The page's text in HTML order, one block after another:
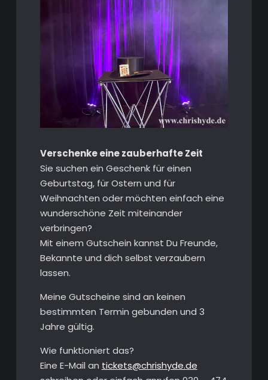
Verschenke eine zauberhafte Zeit
Sie suchen ein Geschenk für einen
Geburtstag, für Ostern und für
Weihnachten oder möchten einfach eine
wunderschöne Zeit miteinander
verbringen?
Mit einem Gutschein kannst Du Freunde,
Bekannte und dich selbst verzaubern
lassen.
Meine Gutscheine sind an keinen
bestimmten Termin gebunden und 3
Jahre gültig.
Wie funktioniert das?
Eine E-Mail an tickets@chrishyde.de